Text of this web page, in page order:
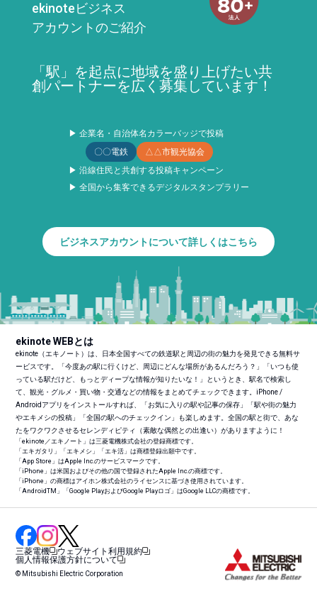
ekinoteビジネス
アカウントのご紹介
「駅」を起点に地域を盛り上げたい共
創パートナーを広く募集しています！
▶ 企業名・自治体名カラーバッジで投稿
〇〇電鉄
△△市観光協会
▶ 沿線住民と共創する投稿キャンペーン
▶ 全国から集客できるデジタルスタンプラリー
ビジネスアカウントについて詳しくはこちら
ekinote WEBとは
ekinote（エキノート）は、日本全国すべての鉄道駅と周辺の街の魅力を発見できる無料サ
ービスです。「今度あの駅に行くけど、周辺にどんな場所があるんだろう？」「いつも使
っている駅だけど、もっとディープな情報が知りたいな！」というとき、駅名で検索し
て、観光・グルメ・買い物・交通などの情報をまとめてチェックできます。iPhone /
Androidアプリをインストールすれば、「お気に入りの駅や記事の保存」「駅や街の魅力
やエキメシの投稿」「全国の駅へのチェックイン」も楽しめます。全国の駅と街で、あな
たをワクワクさせるセレンディピティ（素敵な偶然との出逢い）がありますように！
「ekinote／エキノート」は三菱電機株式会社の登録商標です。
「エキガタリ」「エキメシ」「エキ活」は商標登録出願中です。
「App Store」はApple Inc.のサービスマークです。
「iPhone」は米国およびその他の国で登録されたApple Inc.の商標です。
「iPhone」の商標はアイホン株式会社のライセンスに基づき使用されています。
「AndroidTM 」「Google PlayおよびGoogle Playロゴ」はGoogle LLCの商標です。
三菱電機
ウェブサイト利用規約
個人情報保護方針について
© Mitsubishi Electric Corporation